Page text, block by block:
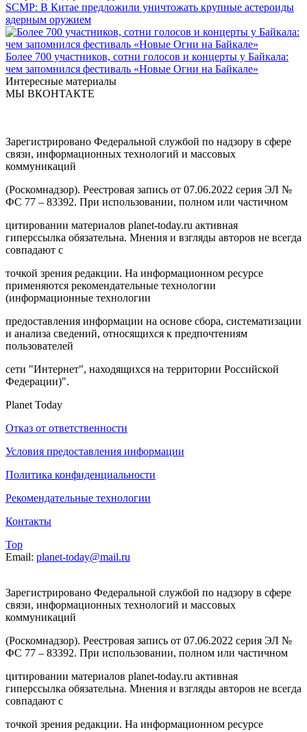
SCMP: В Китае предложили уничтожать крупные астероиды
ядерным оружием
Более 700 участников, сотни голосов и концерты у Байкала:
чем запомнился фестиваль «Новые Огни на Байкале»
Интересные материалы
МЫ ВКОНТАКТЕ
Зарегистрировано Федеральной службой по надзору в сфере
связи, информационных технологий и массовых
коммуникаций
(Роскомнадзор). Реестровая запись от 07.06.2022 серия ЭЛ №
ФС 77 – 83392. При использовании, полном или частичном
цитировании материалов planet-today.ru активная
гиперссылка обязательна. Мнения и взгляды авторов не всегда
совпадают с
точкой зрения редакции. На информационном ресурсе
применяются рекомендательные технологии
(информационные технологии
предоставления информации на основе сбора, систематизации
и анализа сведений, относящихся к предпочтениям
пользователей
сети "Интернет", находящихся на территории Российской
Федерации)".
Planet Today
Отказ от ответственности
Условия предоставления информации
Политика конфиденциальности
Рекомендательные технологии
Контакты
Top
Email: planet-today@mail.ru
Зарегистрировано Федеральной службой по надзору в сфере
связи, информационных технологий и массовых
коммуникаций
(Роскомнадзор). Реестровая запись от 07.06.2022 серия ЭЛ №
ФС 77 – 83392. При использовании, полном или частичном
цитировании материалов planet-today.ru активная
гиперссылка обязательна. Мнения и взгляды авторов не всегда
совпадают с
точкой зрения редакции. На информационном ресурсе